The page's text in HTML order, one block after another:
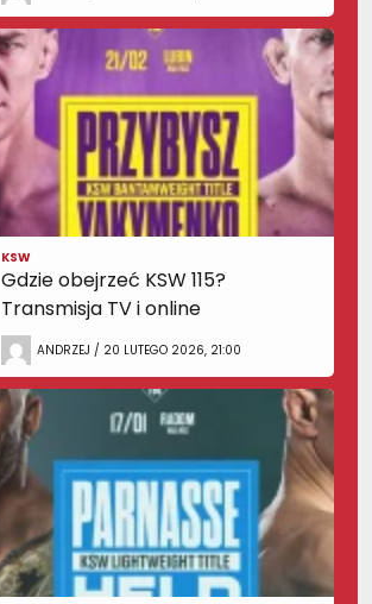
KSW
Gdzie obejrzeć KSW 115?
Transmisja TV i online
ANDRZEJ / 20 LUTEGO 2026, 21:00